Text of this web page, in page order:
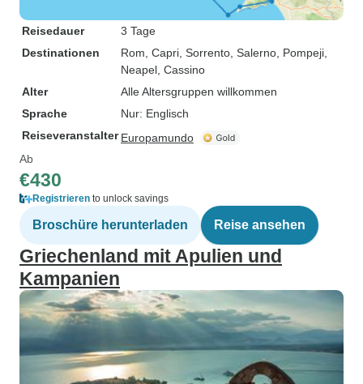
Reisedauer
3 Tage
Destinationen
Rom , Capri , Sorrento , Salerno , Pompeji
Neapel , Cassino
Alter
Alle Altersgruppen willkommen
Sprache
Nur: Englisch
Reiseveranstalter Europamundo
Ab
€430
Registrieren to unlock savings
Broschüre herunterladen Reise ansehen
Griechenland mit Apulien und
Kampanien